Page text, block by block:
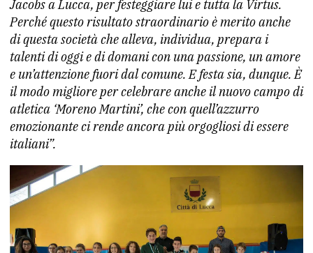
Jacobs a Lucca, per festeggiare lui e tutta la Virtus.
Perché questo risultato straordinario è merito anche
di questa società che alleva, individua, prepara i
talenti di oggi e di domani con una passione, un amore
e un’attenzione fuori dal comune. E festa sia, dunque. È
il modo migliore per celebrare anche il nuovo campo di
atletica ‘Moreno Martini’, che con quell’azzurro
emozionante ci rende ancora più orgogliosi di essere
italiani”.